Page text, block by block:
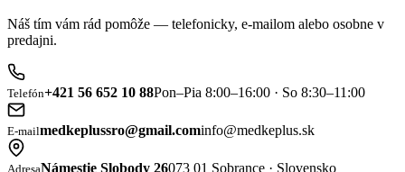
Náš tím vám rád pomôže — telefonicky, e-mailom alebo osobne v
predajni.
Telefón+421 56 652 10 88Pon–Pia 8:00–16:00 · So 8:30–11:00
E-mailmedkeplussro@gmail.cominfo@medkeplus.sk
AdresaNámestie Slobody 26073 01 Sobrance · Slovensko